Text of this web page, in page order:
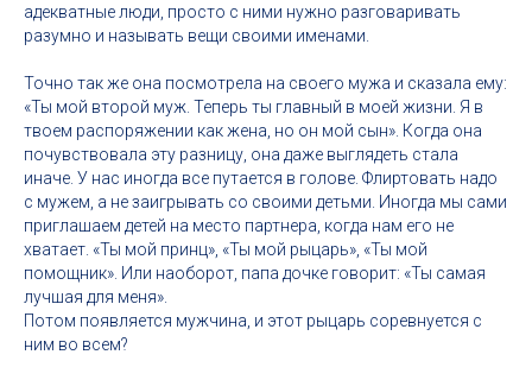
адекватные люди, просто с ними нужно разговаривать
разумно и называть вещи своими именами.
Точно так же она посмотрела на своего мужа и сказала ему:
«Ты мой второй муж. Теперь ты главный в моей жизни. Я в
твоем распоряжении как жена, но он мой сын». Когда она
почувствовала эту разницу, она даже выглядеть стала
иначе. У нас иногда все путается в голове. Флиртовать надо
с мужем, а не заигрывать со своими детьми. Иногда мы сами
приглашаем детей на место партнера, когда нам его не
хватает. «Ты мой принц», «Ты мой рыцарь», «Ты мой
помощник». Или наоборот, папа дочке говорит: «Ты самая
лучшая для меня».
Потом появляется мужчина, и этот рыцарь соревнуется с
ним во всем?